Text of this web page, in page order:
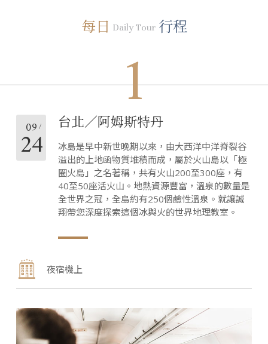
每日 Daily Tour 行程
1
09
24
台北／阿姆斯特丹
冰島是早中新世晚期以來，由大西洋中洋脊裂谷
溢出的上地函物質堆積而成，屬於火山島以「極
圈火島」之名著稱，共有火山200至300座，有
40至50座活火山。地熱資源豐富，溫泉的數量是
全世界之冠，全島約有250個鹼性溫泉。就讓誠
翔帶您深度探索這個冰與火的世界地理教室。
夜宿機上